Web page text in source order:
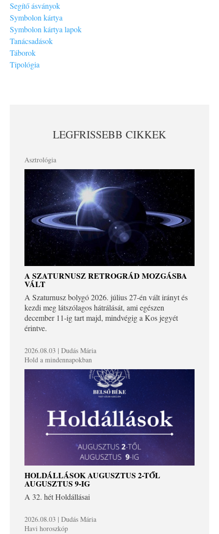
Segítő ásványok
Symbolon kártya
Symbolon kártya lapok
Tanácsadások
Táborok
Tipológia
LEGFRISSEBB CIKKEK
Asztrológia
A SZATURNUSZ RETROGRÁD MOZGÁSBA
VÁLT
A Szaturnusz bolygó 2026. július 27-én vált irányt és
kezdi meg látszólagos hátrálását, ami egészen
december 11-ig tart majd, mindvégig a Kos jegyét
érintve.
2026.08.03 | Dudás Mária
Hold a mindennapokban
HOLDÁLLÁSOK AUGUSZTUS 2-TŐL
AUGUSZTUS 9-IG
A 32. hét Holdállásai
2026.08.03 | Dudás Mária
Havi horoszkóp